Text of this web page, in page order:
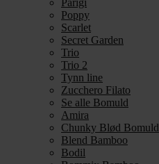
Parigi
Poppy
Scarlet
Secret Garden
Trio
Trio 2
Tynn line
Zucchero Filato
Se alle Bomuld
Amira
Chunky Blød Bomuld
Blend Bamboo
Bodil